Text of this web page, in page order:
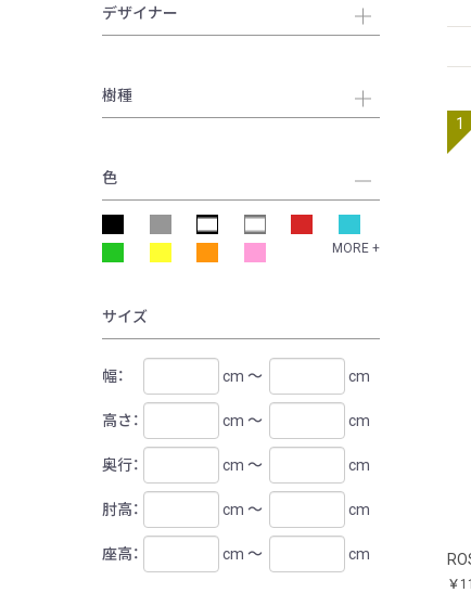
デザイナー
樹種
色
MORE +
サイズ
幅： cm ～ cm
高さ： cm ～ cm
奥行： cm ～ cm
肘高： cm ～ cm
座高： cm ～ cm
￥